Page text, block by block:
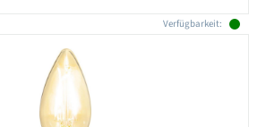
Verfügbarkeit: